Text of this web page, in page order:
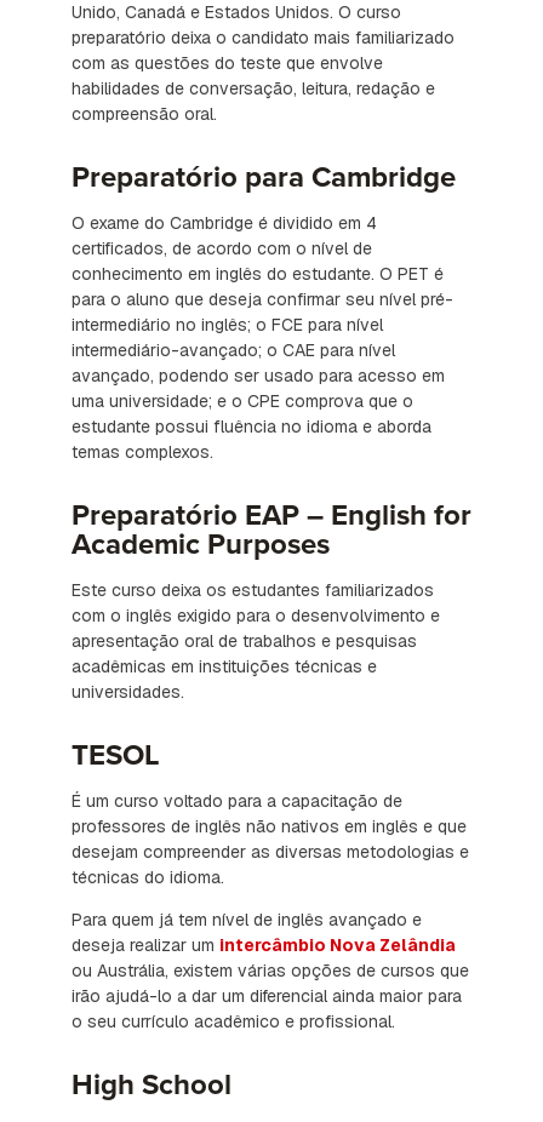
Unido, Canadá e Estados Unidos. O curso
preparatório deixa o candidato mais familiarizado
com as questões do teste que envolve
habilidades de conversação, leitura, redação e
compreensão oral.
Preparatório para Cambridge
O exame do Cambridge é dividido em 4
certificados, de acordo com o nível de
conhecimento em inglês do estudante. O PET é
para o aluno que deseja confirmar seu nível pré-
intermediário no inglês; o FCE para nível
intermediário-avançado; o CAE para nível
avançado, podendo ser usado para acesso em
uma universidade; e o CPE comprova que o
estudante possui fluência no idioma e aborda
temas complexos.
Preparatório EAP – English for
Academic Purposes
Este curso deixa os estudantes familiarizados
com o inglês exigido para o desenvolvimento e
apresentação oral de trabalhos e pesquisas
acadêmicas em instituições técnicas e
universidades.
TESOL
É um curso voltado para a capacitação de
professores de inglês não nativos em inglês e que
desejam compreender as diversas metodologias e
técnicas do idioma.
Para quem já tem nível de inglês avançado e
deseja realizar um intercâmbio Nova Zelândia
ou Austrália, existem várias opções de cursos que
irão ajudá-lo a dar um diferencial ainda maior para
o seu currículo acadêmico e profissional.
High School